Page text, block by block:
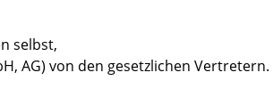
selbst,
AG) von den gesetzlichen Vertretern.